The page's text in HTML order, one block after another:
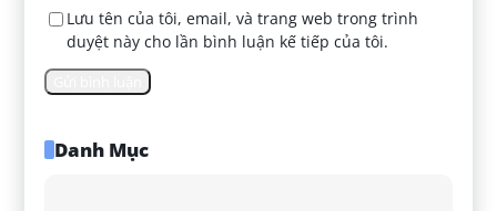
Lưu tên của tôi, email, và trang web trong trình
duyệt này cho lần bình luận kế tiếp của tôi.
Danh Mục